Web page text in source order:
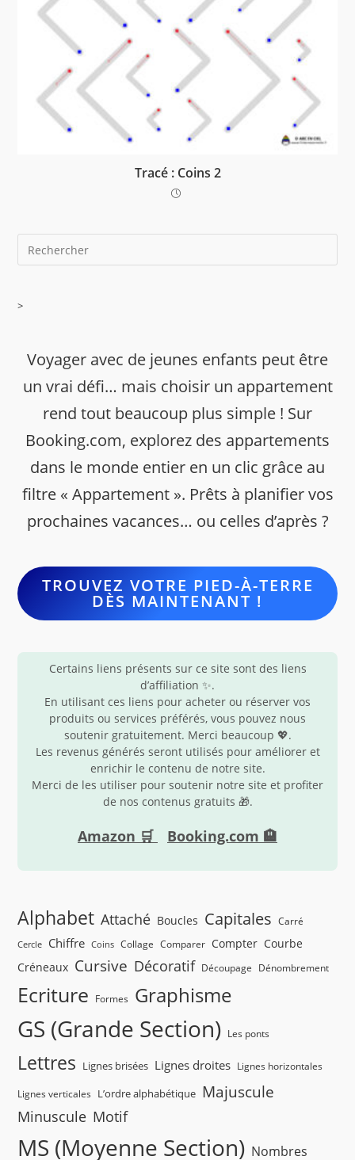
Tracé : Coins 2
>
Voyager avec de jeunes enfants peut être
un vrai défi… mais choisir un appartement
rend tout beaucoup plus simple ! Sur
Booking.com, explorez des appartements
dans le monde entier en un clic grâce au
filtre « Appartement ». Prêts à planifier vos
prochaines vacances… ou celles d’après ?
TROUVEZ VOTRE PIED-À-TERRE
DÈS MAINTENANT !
Certains liens présents sur ce site sont des liens
d’affiliation ✨.
En utilisant ces liens pour acheter ou réserver vos
produits ou services préférés, vous pouvez nous
soutenir gratuitement. Merci beaucoup 💖.
Les revenus générés seront utilisés pour améliorer et
enrichir le contenu de notre site.
Merci de les utiliser pour soutenir notre site et profiter
de nos contenus gratuits 🎁.
Amazon 🛒 Booking.com 🏨
Alphabet Attaché Boucles Capitales Carré
Cercle Chiffre Coins Collage Comparer Compter Courbe
Créneaux Cursive Décoratif Découpage Dénombrement
Ecriture Formes Graphisme
GS (Grande Section) Les ponts
Lettres Lignes brisées Lignes droites Lignes horizontales
Lignes verticales L’ordre alphabétique Majuscule
Minuscule Motif
MS (Moyenne Section) Nombres